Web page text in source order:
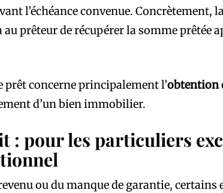
l’échéance convenue. Concrètement,
prêteur de récupérer la somme prêtée
prêt concerne principalement l’obtention
d’un bien immobilier.
: pour les particuliers
ou du manque de garantie,